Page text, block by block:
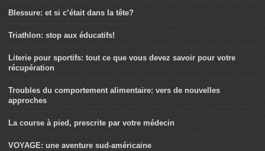
Blessure: et si c’était dans la tête?
Triathlon: stop aux éducatifs!
Literie pour sportifs: tout ce que vous devez savoir pour votre
récupération
Troubles du comportement alimentaire: vers de nouvelles
approches
La course à pied, prescrite par votre médecin
VOYAGE: une aventure sud-américaine